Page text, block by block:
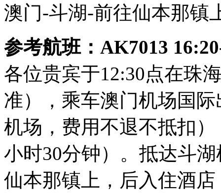
澳门-斗湖-前往仙本那镇
参考航班：AK7013
各位贵宾于12:30点在珠
准），乘车澳门机场国
机场，费用不退不抵扣
小时30分钟）。抵达斗
仙本那镇上，后入住酒